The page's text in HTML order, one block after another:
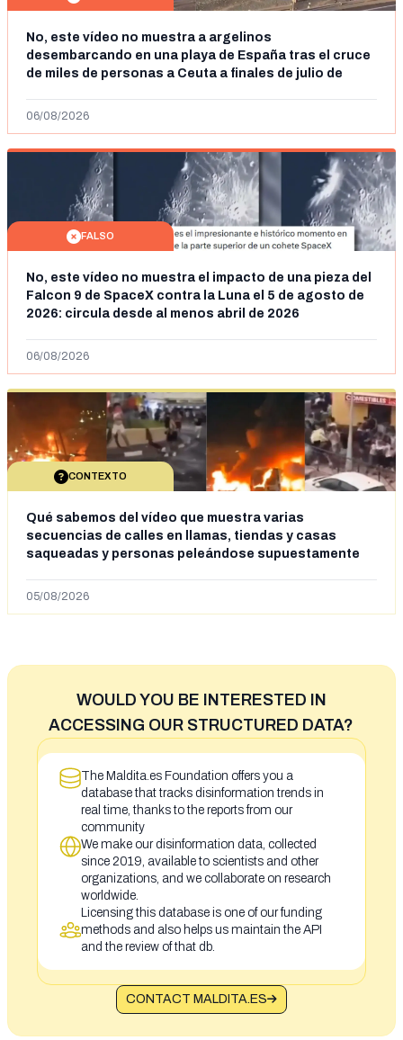
No, este vídeo no muestra a argelinos
desembarcando en una playa de España tras el cruce
de miles de personas a Ceuta a finales de julio de
06/08/2026
FALSO
No, este vídeo no muestra el impacto de una pieza del
Falcon 9 de SpaceX contra la Luna el 5 de agosto de
2026: circula desde al menos abril de 2026
06/08/2026
CONTEXTO
Qué sabemos del vídeo que muestra varias
secuencias de calles en llamas, tiendas y casas
saqueadas y personas peleándose supuestamente
situación irregular a Ceuta
05/08/2026
WOULD YOU BE INTERESTED IN
ACCESSING OUR STRUCTURED DATA?
The Maldita.es Foundation offers you a
database that tracks disinformation trends in
real time, thanks to the reports from our
community
We make our disinformation data, collected
since 2019, available to scientists and other
organizations, and we collaborate on research
worldwide.
Licensing this database is one of our funding
methods and also helps us maintain the API
and the review of that db.
CONTACT MALDITA.ES